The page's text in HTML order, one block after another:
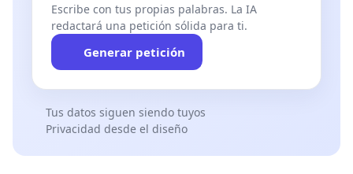
Escribe con tus propias palabras. La IA
redactará una petición sólida para ti.
Generar petición
Tus datos siguen siendo tuyos
Privacidad desde el diseño